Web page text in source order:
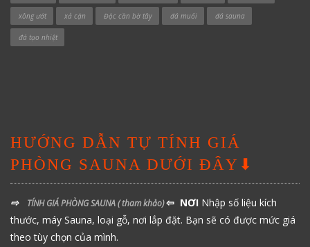
xông ướt xả cặn Độc cần bờ tây đá muối đá sauna
đá tạo nhiệt
HƯỚNG DẪN TỰ TÍNH GIÁ
PHÒNG SAUNA DƯỚI ĐÂY⬇
⇨ TÍNH GIÁ PHÒNG SAUNA( tham khảo)⇦ NƠI Nhập số liệu kích
thước, máy Sauna, loại gỗ, nơi lắp đặt. Bạn sẽ có được mức giá
theo tùy chọn của mình.